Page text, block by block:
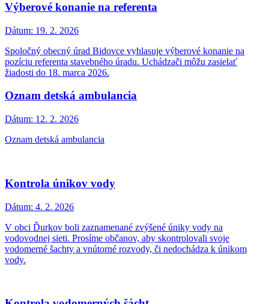
Výberové konanie na referenta
Dátum: 19. 2. 2026
Spoločný obecný úrad Bidovce vyhlasuje výberové konanie na
pozíciu referenta stavebného úradu. Uchádzači môžu zasielať
žiadosti do 18. marca 2026.
Oznam detská ambulancia
Dátum: 12. 2. 2026
Oznam detská ambulancia
Kontrola únikov vody
Dátum: 4. 2. 2026
V obci Ďurkov boli zaznamenané zvýšené úniky vody na
vodovodnej sieti. Prosíme občanov, aby skontrolovali svoje
vodomerné šachty a vnútorné rozvody, či nedochádza k únikom
vody.